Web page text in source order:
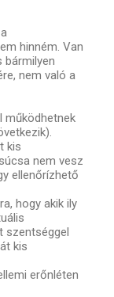
hinném. Van
bármilyen
nem való a
működhetnek
kis
nem vesz
ellenőrízhető
hogy akik ily
szentséggel
kis
erőnléten